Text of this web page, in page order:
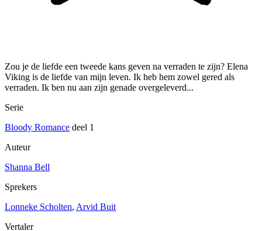
Zou je de liefde een tweede kans geven na verraden te zijn? Elena
Viking is de liefde van mijn leven. Ik heb hem zowel gered als
verraden. Ik ben nu aan zijn genade overgeleverd...
Serie
Bloody Romance deel 1
Auteur
Shanna Bell
Sprekers
Lonneke Scholten, Arvid Buit
Vertaler